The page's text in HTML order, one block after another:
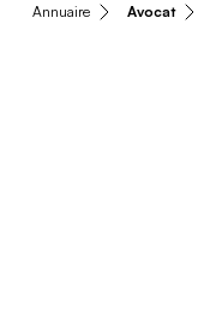
Annuaire Avocat